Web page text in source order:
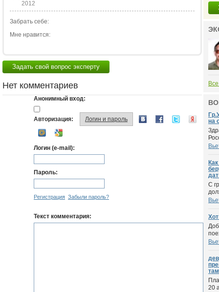
2012
Забрать себе:
Мне нравится:
Задать свой вопрос эксперту
Нет комментариев
Анонимный вход:
Авторизация: Логин и пароль
Логин (e-mail):
Пароль:
Регистрация Забыли пароль?
Текст комментария:
на
С
20